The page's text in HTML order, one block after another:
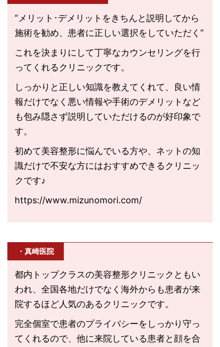
“メリット･デメリットをきちんと説明してから
施術を勧め、患者に正しい選択をしていただく”
これを決まりにして丁寧なカウンセリングを行
ってくれるクリニックです。
しっかりと正しい知識を教えてくれて、良い情
報だけでなく悪い情報や手術のデメリットなど
も包み隠さず説明していただけるのが好印象で
す。
初めて美容整形に悩んでいる方や、ネットの知
識だけで不安な方にはおすすめできるクリニッ
クです♪
https://www.mizunomori.com/
・真崎医院
都内トップクラスの美容整形クリニックともい
われ、全国各地だけでなく海外からも患者が来
院するほど人気のあるクリニックです。
完全個室で患者のプライバシーをしっかり守っ
てくれるので、他に来院している患者と顔を合